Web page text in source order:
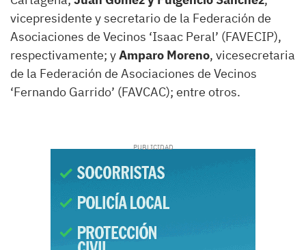
vicepresidente y secretario de la Federación de
Asociaciones de Vecinos ‘Isaac Peral’ (FAVECIP),
respectivamente; yAmparo Moreno, vicesecretaria
de la Federación de Asociaciones de Vecinos
‘Fernando Garrido’ (FAVCAC); entre otros.